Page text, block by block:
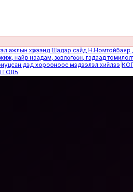
хүрээнд Шадар сайд Н.Номтойбаяр
наадам, зөвлөгөөн, гадаад томилолтыг
дэд хорооноос мэдээлэл хийлээ|КОП17